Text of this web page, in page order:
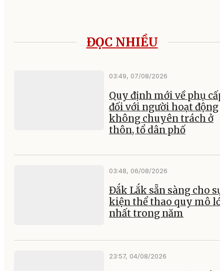
ĐỌC NHIỀU
03:49, 07/08/2026
Quy định mới về phụ cấp
đối với người hoạt động
không chuyên trách ở
thôn, tổ dân phố
03:48, 06/08/2026
Đắk Lắk sẵn sàng cho sự
kiện thể thao quy mô
nhất trong năm
23:57, 04/08/2026